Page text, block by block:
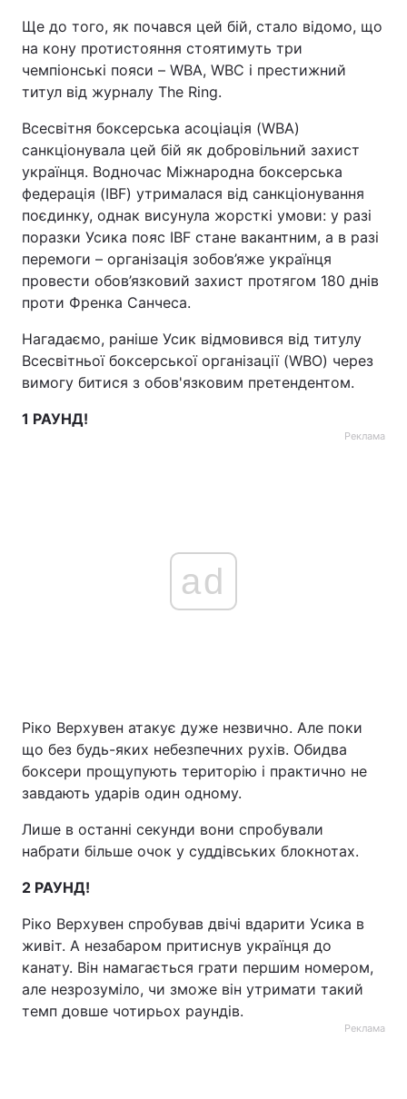
Ще до того, як почався цей бій, стало відомо, що
на кону протистояння стоятимуть три
чемпіонські пояси – WBA, WBC і престижний
титул від журналу The Ring.
Всесвітня боксерська асоціація (WBA)
санкціонувала цей бій як добровільний захист
українця. Водночас Міжнародна боксерська
федерація (IBF) утрималася від санкціонування
поєдинку, однак висунула жорсткі умови: у разі
поразки Усика пояс IBF стане вакантним, а в разі
перемоги – організація зобов’яже українця
провести обов’язковий захист протягом 180 днів
проти Френка Санчеса.
Нагадаємо, раніше Усик відмовився від титулу
Всесвітньої боксерської організації (WBO) через
вимогу битися з обов'язковим претендентом.
1 РАУНД!
Реклама
ad
Ріко Верхувен атакує дуже незвично. Але поки
що без будь-яких небезпечних рухів. Обидва
боксери прощупують територію і практично не
завдають ударів один одному.
Лише в останні секунди вони спробували
набрати більше очок у суддівських блокнотах.
2 РАУНД!
Ріко Верхувен спробував двічі вдарити Усика в
живіт. А незабаром притиснув українця до
канату. Він намагається грати першим номером,
але незрозуміло, чи зможе він утримати такий
темп довше чотирьох раундів.
Реклама